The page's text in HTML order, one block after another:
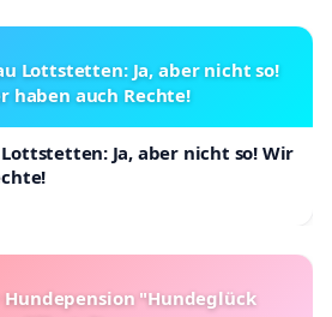
Lottstetten: Ja, aber nicht so!
haben auch Rechte!
Ja, aber nicht so! Wir
Hundepension "Hundeglück